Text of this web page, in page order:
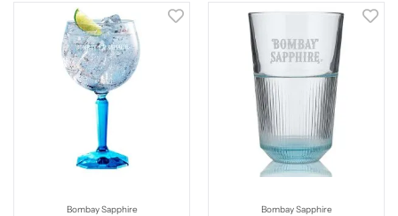
Bombay Sapphire Bombay Sapphire